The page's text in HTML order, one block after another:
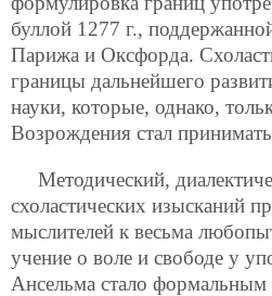
буллой 1277 г.,
Парижа и Оксфорда.
границы дальнейшего
науки, которые, однако,
Возрождения стал принимать
Методический,
схоластических изысканий
мыслителей к весьма
учение о воле и свободе у
Ансельма стало формальным